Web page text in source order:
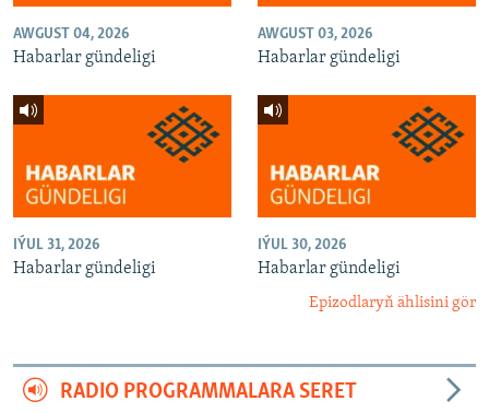
AWGUST 04, 2026
Habarlar gündeligi
AWGUST 03, 2026
Habarlar gündeligi
IÝUL 31, 2026
Habarlar gündeligi
IÝUL 30, 2026
Habarlar gündeligi
Epizodlaryň ählisini gör
RADIO PROGRAMMALARA SERET